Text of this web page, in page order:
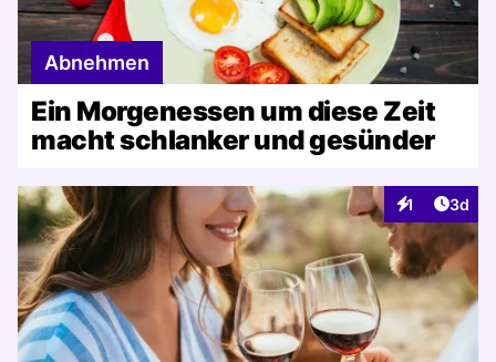
Abnehmen
Ein Morgenessen um diese Zeit
macht schlanker und gesünder
1
Interaktionen
3d